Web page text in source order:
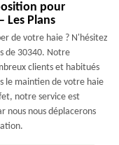
pour
Les Plans
de votre haie ? N'hésitez
de 30340. Notre
clients et habitués
le maintien de votre haie
notre service est
nous nous déplacerons